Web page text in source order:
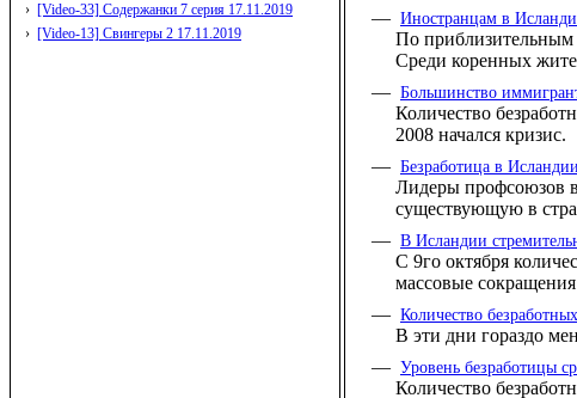
› [Video-33] Содержанки 7 серия 17.11.2019
› [Video-13] Свингеры 2 17.11.2019
— Иностранцам в
По приблизительным
Среди коренных
— Большинство
Количество
2008 начался кризис.
— Безработица в
Лидеры профсоюзов в
существующую в
— В Исландии
С 9го октября
массовые
— Количество
В эти дни гораздо
— Уровень безработицы
Количество